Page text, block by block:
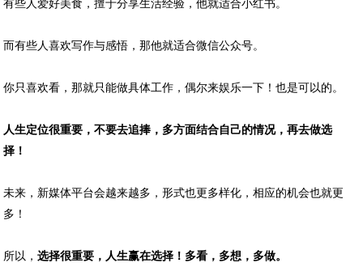
有些人爱好美食，擅于分享生活经验，他就适合小红书。
而有些人喜欢写作与感悟，那他就适合微信公众号。
你只喜欢看，那就只能做具体工作，偶尔来娱乐一下！也是可以的。
人生定位很重要，不要去追捧，多方面结合自己的情况，再去做选
择！
未来，新媒体平台会越来越多，形式也更多样化，相应的机会也就更
多！
所以，选择很重要，人生赢在选择！多看，多想，多做。